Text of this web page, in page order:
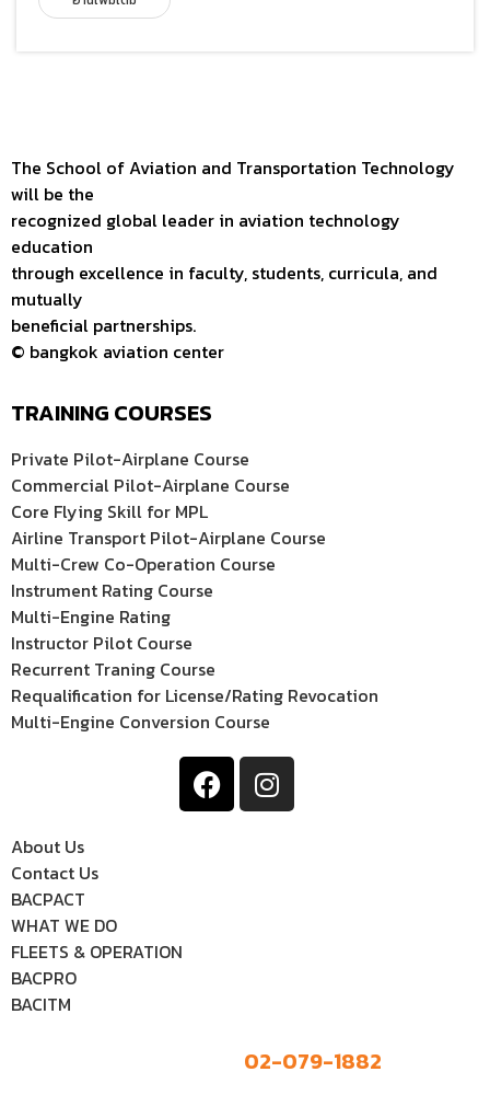
The School of Aviation and Transportation Technology
will be the
recognized global leader in aviation technology
education
through excellence in faculty, students, curricula, and
mutually
beneficial partnerships.
© bangkok aviation center
TRAINING COURSES
Private Pilot-Airplane Course
Commercial Pilot-Airplane Course
Core Flying Skill for MPL
Airline Transport Pilot-Airplane Course
Multi-Crew Co-Operation Course
Instrument Rating Course
Multi-Engine Rating
Instructor Pilot Course
Recurrent Traning Course
Requalification for License/Rating Revocation
Multi-Engine Conversion Course
About Us
Contact Us
BACPACT
WHAT WE DO
FLEETS & OPERATION
BACPRO
BACITM
02-079-1882